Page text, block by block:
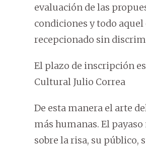
evaluación de las
condiciones y todo
recepcionado sin
El plazo de inscripción
Cultural Julio Correa
De esta manera el arte
más humanas. El
sobre la risa, su público,